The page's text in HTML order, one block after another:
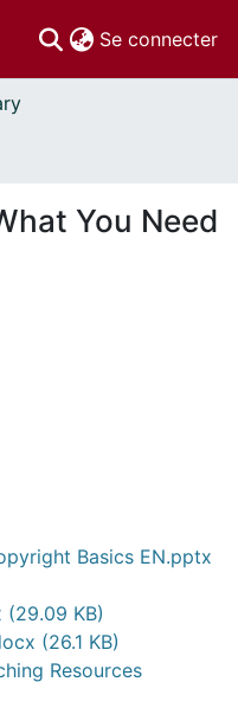
Se connecter
You Need
Basics EN.pptx
(29.09 KB)
(26.1 KB)
Resources